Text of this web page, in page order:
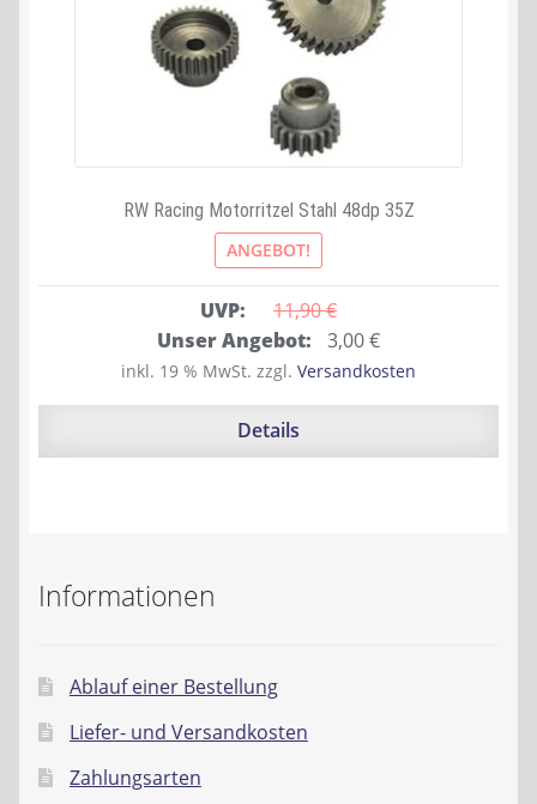
RW Racing Motorritzel Stahl 48dp 35Z
ANGEBOT!
UVP: 11,90 €
Ursprünglicher
Preis
war:
Unser Angebot: 3,00€Aktueller
Preis
ist:
inkl. 19 % MwSt. zzgl. Versandkosten
Details
Informationen
Ablauf einer Bestellung
Liefer- und Versandkosten
Zahlungsarten